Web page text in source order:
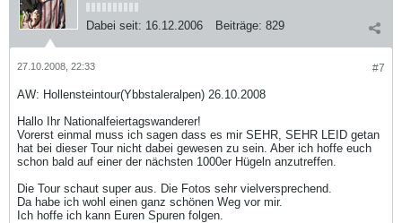
Dabei seit: 16.12.2006 Beiträge: 829
#7
27.10.2008, 22:33
AW: Hollensteintour(Ybbstaleralpen) 26.10.2008
Hallo Ihr Nationalfeiertagswanderer!
Vorerst einmal muss ich sagen dass es mir SEHR, SEHR LEID getan
hat bei dieser Tour nicht dabei gewesen zu sein. Aber ich hoffe euch
schon bald auf einer der nächsten 1000er Hügeln anzutreffen.
Die Tour schaut super aus. Die Fotos sehr vielversprechend.
Da habe ich wohl einen ganz schönen Weg vor mir.
Ich hoffe ich kann Euren Spuren folgen.